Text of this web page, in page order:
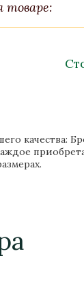
товаре:
качества: